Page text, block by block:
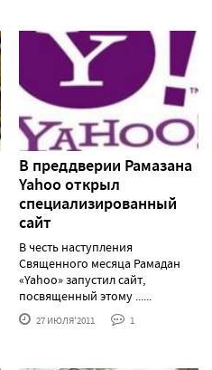
В преддверии Рамазана
Yahoo открыл
специализированный
сайт
В честь наступления
Священного месяца Рамадан
«Yahoо» запустил сайт,
посвященный этому ......
27 ИЮЛЯ'2011 1